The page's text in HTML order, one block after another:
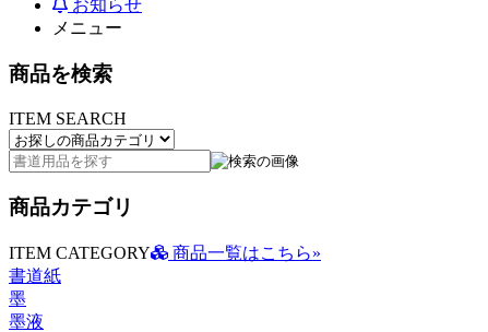
お知らせ
メニュー
商品を検索
ITEM SEARCH
商品カテゴリ
ITEM CATEGORY
商品一覧はこちら»
書道紙
墨
墨液